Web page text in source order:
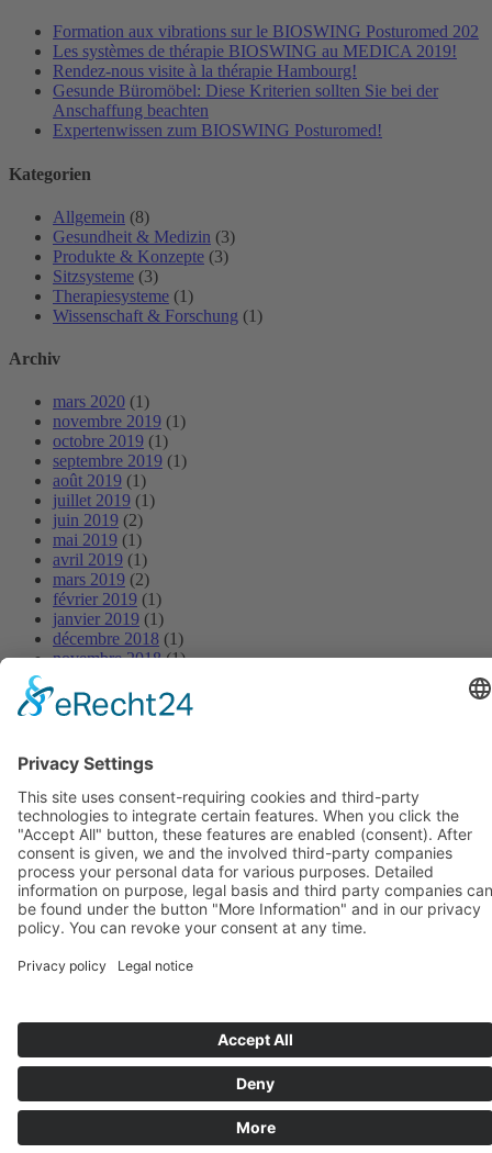
Formation aux vibrations sur le BIOSWING Posturomed 202
Les systèmes de thérapie BIOSWING au MEDICA 2019!
Rendez-nous visite à la thérapie Hambourg!
Gesunde Büromöbel: Diese Kriterien sollten Sie bei der
Anschaffung beachten
Expertenwissen zum BIOSWING Posturomed!
Kategorien
Allgemein (8)
Gesundheit & Medizin (3)
Produkte & Konzepte (3)
Sitzsysteme (3)
Therapiesysteme (1)
Wissenschaft & Forschung (1)
Archiv
mars 2020 (1)
novembre 2019 (1)
octobre 2019 (1)
septembre 2019 (1)
août 2019 (1)
juillet 2019 (1)
juin 2019 (2)
mai 2019 (1)
avril 2019 (1)
mars 2019 (2)
février 2019 (1)
janvier 2019 (1)
décembre 2018 (1)
novembre 2018(1)
septembre 2018(1)
août 2018(1)
juin 2018(1)
mai 2018
(1)
avril 2018(1)
mars 2018(1)
février 2018(1)
janvier 2018 (1)
Systèmes d’assise de BIOSWING
Systèmes thérapeutiques de BIOSWING
Systèmes d’entraînement de BIOSWING
Mentions légales